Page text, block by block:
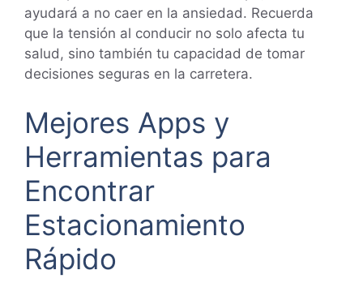
ayudará a no caer en la ansiedad. Recuerda
que la tensión al conducir no solo afecta tu
salud, sino también tu capacidad de tomar
decisiones seguras en la carretera.
Mejores Apps y
Herramientas para
Encontrar
Estacionamiento
Rápido